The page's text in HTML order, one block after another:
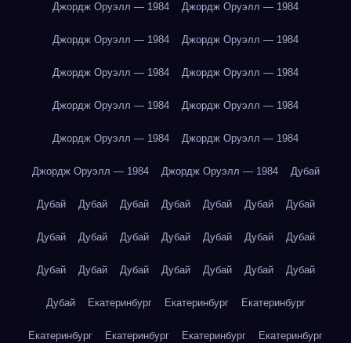
Джордж Оруэлл — 1984 Джордж Оруэлл — 1984
Джордж Оруэлл — 1984 Джордж Оруэлл — 1984
Джордж Оруэлл — 1984 Джордж Оруэлл — 1984
Джордж Оруэлл — 1984 Джордж Оруэлл — 1984
Джордж Оруэлл — 1984 Джордж Оруэлл — 1984
Джордж Оруэлл — 1984 Джордж Оруэлл — 1984 Дубай
Дубай Дубай Дубай Дубай Дубай Дубай Дубай
Дубай Дубай Дубай Дубай Дубай Дубай Дубай
Дубай Дубай Дубай Дубай Дубай Дубай Дубай
Дубай Екатеринбург Екатеринбург Екатеринбург
Екатеринбург Екатеринбург Екатеринбург Екатеринбург